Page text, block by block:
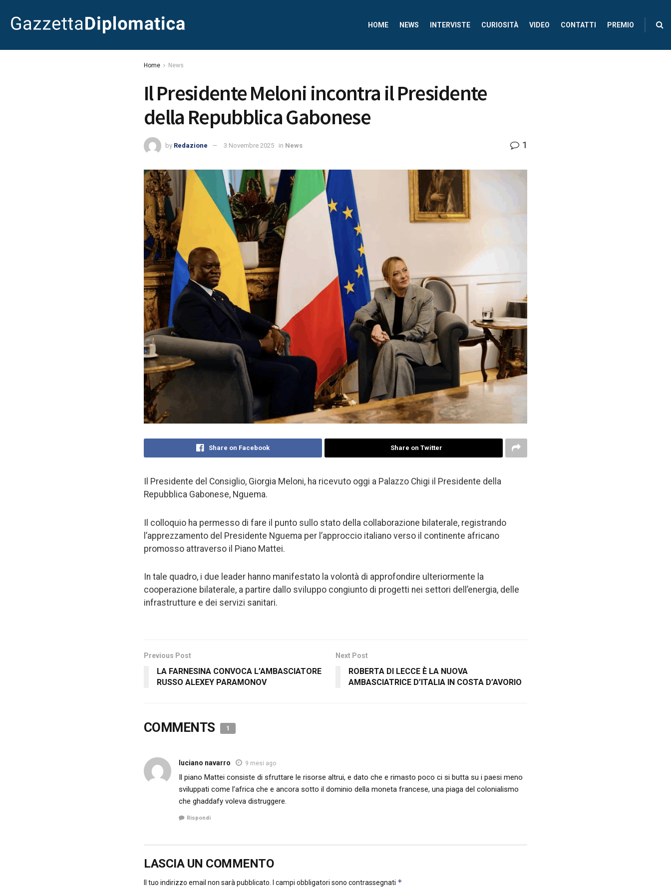
HOME NEWS INTERVISTE CURIOSITÀ VIDEO CONTATTI PREMIO
Home News
Il Presidente Meloni incontra il Presidente
della Repubblica Gabonese
by Redazione 3 Novembre 2025 in News 1
Share on Facebook Share on Twitter
Il Presidente del Consiglio, Giorgia Meloni, ha ricevuto oggi a Palazzo Chigi il Presidente della
Repubblica Gabonese, Nguema.
Il colloquio ha permesso di fare il punto sullo stato della collaborazione bilaterale, registrando
l’apprezzamento del Presidente Nguema per l’approccio italiano verso il continente africano
promosso attraverso il Piano Mattei.
In tale quadro, i due leader hanno manifestato la volontà di approfondire ulteriormente la
cooperazione bilaterale, a partire dallo sviluppo congiunto di progetti nei settori dell’energia, delle
infrastrutture e dei servizi sanitari.
Previous Post
LA FARNESINA CONVOCA L’AMBASCIATORE
RUSSO ALEXEY PARAMONOV
Next Post
ROBERTA DI LECCE È LA NUOVA
AMBASCIATRICE D’ITALIA IN COSTA D’AVORIO
COMMENTS 1
luciano navarro 9 mesi ago
Il piano Mattei consiste di sfruttare le risorse altrui, e dato che e rimasto poco ci si butta su i paesi meno
sviluppati come l’africa che e ancora sotto il dominio della moneta francese, una piaga del colonialismo
che ghaddafy voleva distruggere.
Rispondi
LASCIA UN COMMENTO
Il tuo indirizzo email non sarà pubblicato. I campi obbligatori sono contrassegnati *